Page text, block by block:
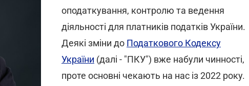
оподаткування, контролю та ведення
діяльності для платників податків України.
Деякі зміни до Податкового Кодексу
України (далі - "ПКУ") вже набули чинності,
проте основні чекають на нас із 2022 року.